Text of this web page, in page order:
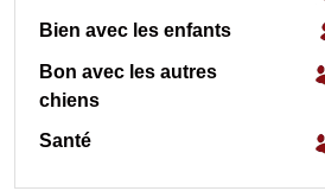
Bien avec les enfants
Bon avec les autres
chiens
Santé